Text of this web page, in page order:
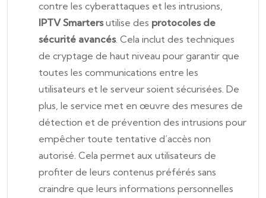
contre les cyberattaques et les intrusions,
IPTV Smartersutilise des protocoles de
sécurité avancés. Cela inclut des techniques
de cryptage de haut niveau pour garantir que
toutes les communications entre les
utilisateurs et le serveur soient sécurisées. De
plus, le service met en œuvre des mesures de
détection et de prévention des intrusions pour
empêcher toute tentative d’accès non
autorisé. Cela permet aux utilisateurs de
profiter de leurs contenus préférés sans
craindre que leurs informations personnelles